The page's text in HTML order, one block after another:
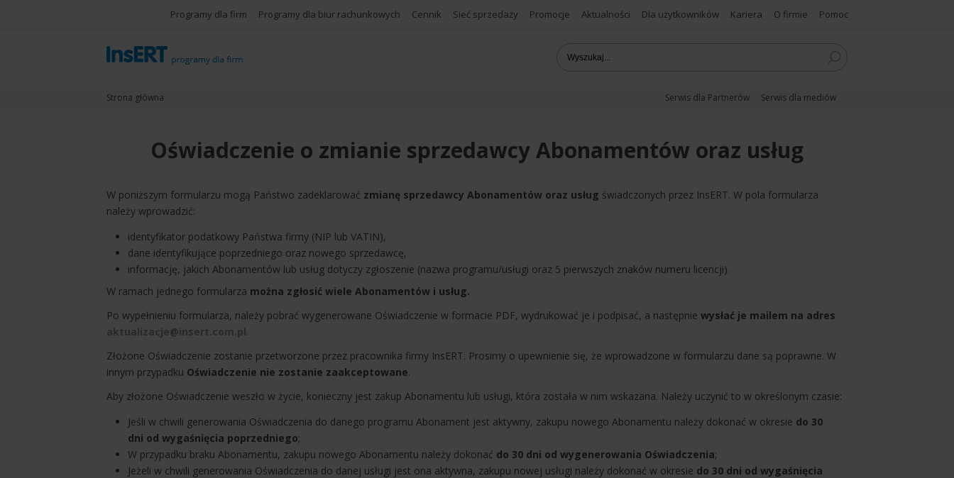
Programy dla firm Programy dla biur rachunkowych Cennik Sieć sprzedaży Promocje Aktualności Dla użytkowników Kariera O firmie Pomoc
Strona główna Serwis dla Partnerów Serwis dla mediów
Oświadczenie o zmianie sprzedawcy Abonamentów oraz usług
W poniższym formularzu mogą Państwo zadeklarować zmianę sprzedawcy Abonamentów oraz usług świadczonych przez InsERT. W pola formularza
należy wprowadzić:
identyfikator podatkowy Państwa firmy (NIP lub VATIN),
dane identyfikujące poprzedniego oraz nowego sprzedawcę,
informację, jakich Abonamentów lub usług dotyczy zgłoszenie (nazwa programu/usługi oraz 5 pierwszych znaków numeru licencji).
W ramach jednego formularza można zgłosić wiele Abonamentów i usług.
Po wypełnieniu formularza, należy pobrać wygenerowane Oświadczenie w formacie PDF, wydrukować je i podpisać, a następnie wysłać je mailem na adres
aktualizacje@insert.com.pl.
Złożone Oświadczenie zostanie przetworzone przez pracownika firmy InsERT. Prosimy o upewnienie się, że wprowadzone w formularzu dane są poprawne. W
innym przypadku Oświadczenie nie zostanie zaakceptowane.
Aby złożone Oświadczenie weszło w życie, konieczny jest zakup Abonamentu lub usługi, która została w nim wskazana. Należy uczynić to w określonym czasie:
Jeśli w chwili generowania Oświadczenia do danego programu Abonament jest aktywny, zakupu nowego Abonamentu należy dokonać w okresie do 30
dni od wygaśnięcia poprzedniego;
W przypadku braku Abonamentu, zakupu nowego Abonamentu należy dokonać do 30 dni od wygenerowania Oświadczenia;
Jeżeli w chwili generowania Oświadczenia do danej usługi jest ona aktywna, zakupu nowej usługi należy dokonać w okresie do 30 dni od wygaśnięcia